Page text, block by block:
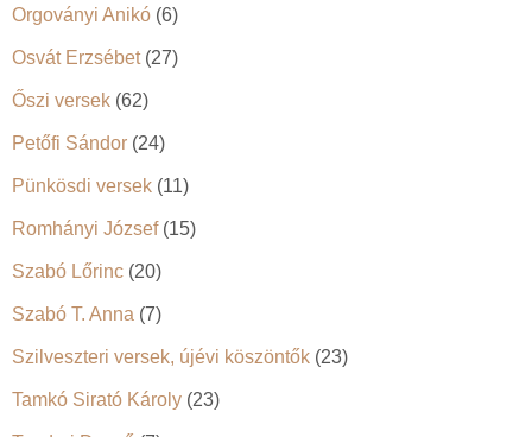
Orgoványi Anikó (6)
Osvát Erzsébet(27)
Őszi versek (62)
Petőfi Sándor (24)
Pünkösdi versek (11)
Romhányi József(15)
Szabó Lőrinc (20)
Szabó T. Anna (7)
Szilveszteri versek, újévi köszöntők (23)
Tamkó Sirató Károly (23)